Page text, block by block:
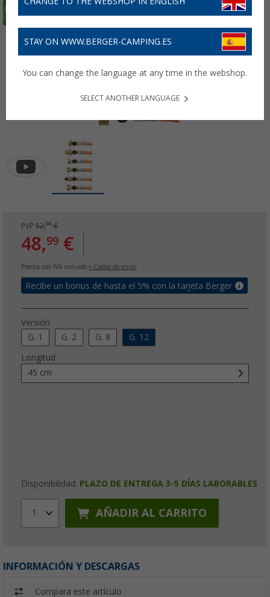
PVP 52,99€
48,99 €
Precios con IVA incluido + Costes de envío
Recibe un bonus de hasta el 5% con la tarjeta Berger
Versión
G. 1
G. 2 G. 8 G. 12
Longitud
45 cm
Disponibilidad: PLAZO DE ENTREGA 3-5 DÍAS LABORABLES
1 AÑADIR AL CARRITO
INFORMACIÓN Y DESCARGAS
Compara este artículo
STAY ON WWW.BERGER-CAMPING.ES
You can change the language at any time in the webshop.
SELECT ANOTHER LANGUAGE